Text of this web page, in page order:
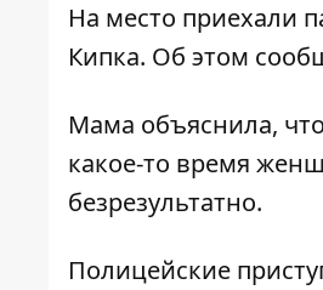
На место приехали
Кипка. Об этом
Мама объяснила,
какое-то время
безрезультатно.
Полицейские